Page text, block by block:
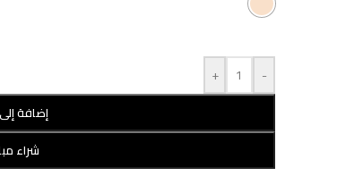
-
+
إضافة
شراء